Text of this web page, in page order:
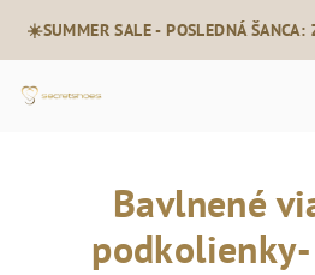
obsah
☀️SUMMER SALE - POSLEDNÁ
Bavlnené